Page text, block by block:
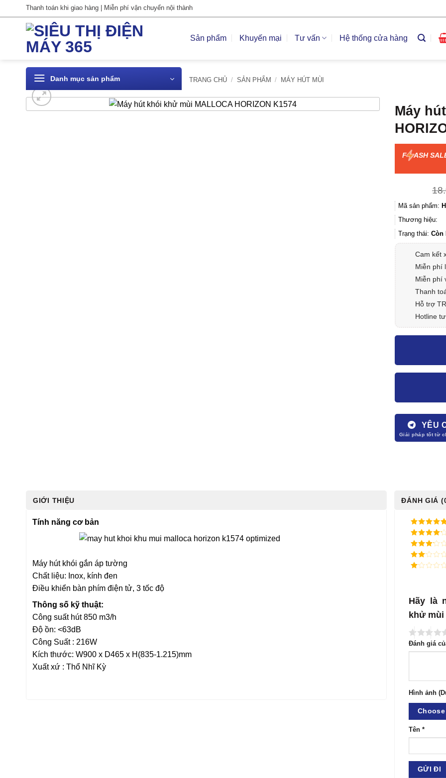
qua
Thanh toán khi giao hàng | Miễn phí vận chuyển nội thành
Sản phẩm Khuyến mại Tư vấn Hệ thống cửa hàng
Danh mục sản phẩm TRANG CHỦ / SẢN PHẨM / MÁY HÚT MÙI
Máy
F ASH
Mã sản phẩm:
Thương hiệu:
Trạng thái: Còn
Cam kết
Miễn phí
Miễn phí
Thanh
Hỗ trợ
Hotline
YÊU
GIỚI THIỆU
Tính năng cơ bản
Máy hút khói gắn áp tường
Chất liệu: Inox, kính đen
Điều khiển bàn phím điện tử, 3 tốc độ
Thông số kỹ thuật:
Công suất hút 850 m3/h
Độ ồn: <63dB
Công Suất : 216W
Kích thước: W900 x D465 x H(835-1.215)mm
Xuất xứ : Thổ Nhĩ Kỳ
ĐÁNH GIÁ
5/ 5 điểm
4/ 5
điểm
3/ 5
điểm
2/
điểm
Hãy là
khử mùi
Đánh giá
Hình ảnh
Tên*